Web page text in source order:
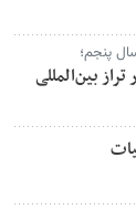
پنجم؛
بین‌المللی